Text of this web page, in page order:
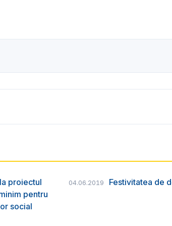
proiectul
pentru
social
04.06.2019 Festivitatea de